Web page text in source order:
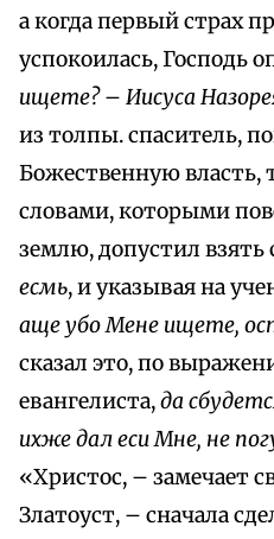
а когда первый страх
успокоилась, Господь
ищете?– Иисуса
из толпы. спаситель,
Божественную власть,
словами, которыми
землю, допустил взять
есмь, и указывая на
аще убо Мене ищете,
сказал это, по
евангелиста,да
ихже дал еси Мне, не
«Христос, – замечает
Златоуст, – сначала